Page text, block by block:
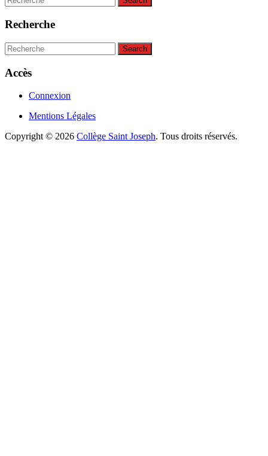
for:
Recherche
Search
for:
Accès
Connexion
Mentions Légales
Copyright © 2026 Collège Saint Joseph. Tous droits réservés.